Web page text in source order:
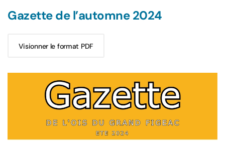
Gazette de l’automne 2024
Visionner le format PDF